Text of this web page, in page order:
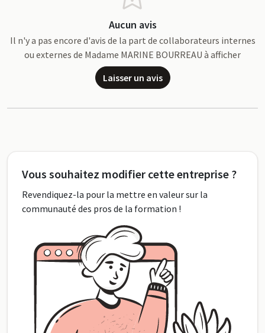
Aucun avis
Il n'y a pas encore d'avis de la part de collaborateurs internes
ou externes de Madame MARINE BOURREAU à afficher
Laisser un avis
Vous souhaitez modifier cette entreprise ?
Revendiquez-la pour la mettre en valeur sur la
communauté des pros de la formation !